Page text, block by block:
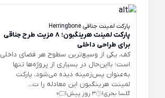
پارکت لمینت جناقی Herringbone
پارکت لمینت هرینگبون؛ ۸ مزیت طرح جناقی
برای طراحی داخلی
کف، یکی از وسیع‌ترین سطوح هر فضای داخلی
است؛ بااین‌حال در بسیاری از پروژه‌ها تنها
به‌عنوان پس‌زمینه دیده می‌شود. پارکت
لمینت هرینگبون این معادله را ت...
گلسا بحری| 3 روز پیش |
0